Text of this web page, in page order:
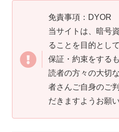
免責事項：DYOR
当サイトは、暗号
ることを目的とし
保証・約束をする
読者の方々の大切
者さんご自身のご
だきますようお願